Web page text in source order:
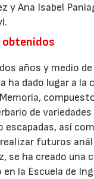
y Ana Isabel
años y medio
ha dado lugar a la
de
escapadas, así
futuros
se ha creado una
en la Escuela de